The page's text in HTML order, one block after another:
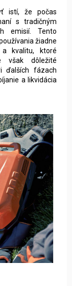
istí, že počas
s tradičným
emisií. Tento
žiadne
kvalitu, ktoré
však dôležité
ďalších fázach
a likvidácia